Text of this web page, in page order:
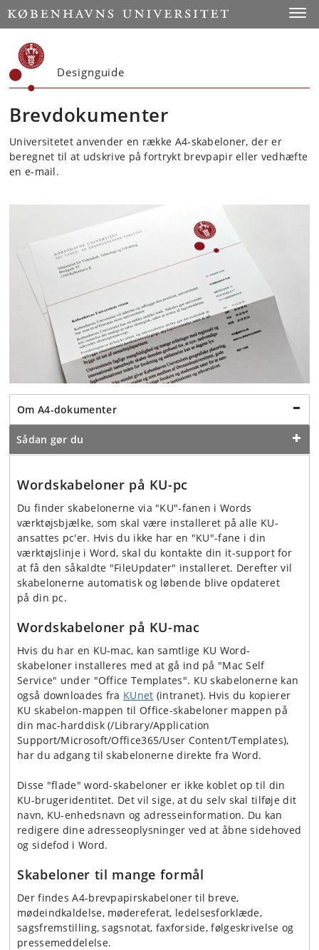
Start
Designguide
Brevdokumenter
Universitetet anvender en række A4-skabeloner, der er
beregnet til at udskrive på fortrykt brevpapir eller vedhæfte
en e-mail.
Om A4-dokumenter
Sådan gør du
Wordskabeloner på KU-pc
Du finder skabelonerne via "KU"-fanen i Words
værktøjsbjælke, som skal være installeret på alle KU-
ansattes pc'er. Hvis du ikke har en "KU"-fane i din
værktøjslinje i Word, skal du kontakte din it-support for
at få den såkaldte "FileUpdater" installeret. Derefter vil
skabelonerne automatisk og løbende blive opdateret
på din pc.
Wordskabeloner på KU-mac
Hvis du har en KU-mac, kan samtlige KU Word-
skabeloner installeres med at gå ind på "Mac Self
Service" under "Office Templates". KU skabelonerne kan
også downloades fra KUnet (intranet). Hvis du kopierer
KU skabelon-mappen til Office-skabeloner mappen på
din mac-harddisk (/Library/Application
Support/Microsoft/Office365/User Content/Templates),
har du adgang til skabelonerne direkte fra Word.
Disse "flade" word-skabeloner er ikke koblet op til din
KU-brugeridentitet. Det vil sige, at du selv skal tilføje dit
navn, KU-enhedsnavn og adresseinformation. Du kan
redigere dine adresseoplysninger ved at åbne sidehoved
og sidefod i Word.
Skabeloner til mange formål
Der findes A4-brevpapirskabeloner til breve,
mødeindkaldelse, mødereferat, ledelsesforklæde,
sagsfremstilling, sagsnotat, faxforside, følgeskrivelse og
pressemeddelelse.